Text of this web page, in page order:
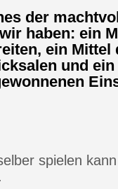
der
haben: ein
ein Mittel
und
spielen